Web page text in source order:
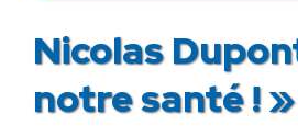
Nicolas
notre santé ! »